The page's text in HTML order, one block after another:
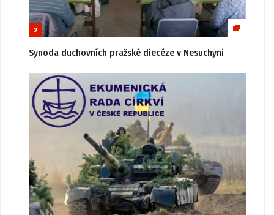
2
Synoda duchovních pražské diecéze v Nesuchyni